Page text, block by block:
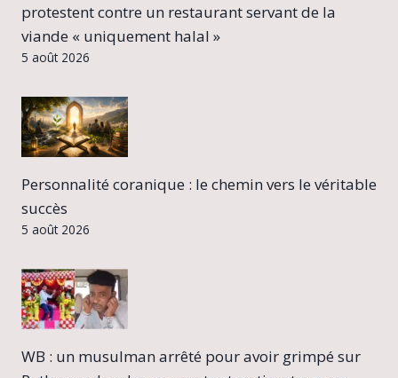
protestent contre un restaurant servant de la
viande « uniquement halal »
5 août 2026
Personnalité coranique : le chemin vers le véritable
succès
5 août 2026
WB : un musulman arrêté pour avoir grimpé sur